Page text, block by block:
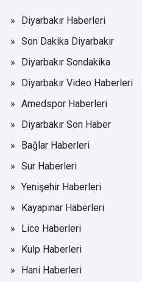
Diyarbakır Haberleri
Son Dakika Diyarbakır
Diyarbakır Sondakika
Diyarbakır Video Haberleri
Amedspor Haberleri
Diyarbakır Son Haber
Bağlar Haberleri
Sur Haberleri
Yenişehir Haberleri
Kayapınar Haberleri
Lice Haberleri
Kulp Haberleri
Hani Haberleri